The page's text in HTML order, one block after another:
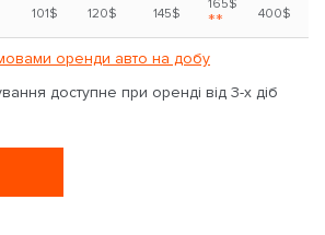
101$ 120$ 145$
165$
** 400$
оренди авто на добу
доступне при оренді від 3-х діб